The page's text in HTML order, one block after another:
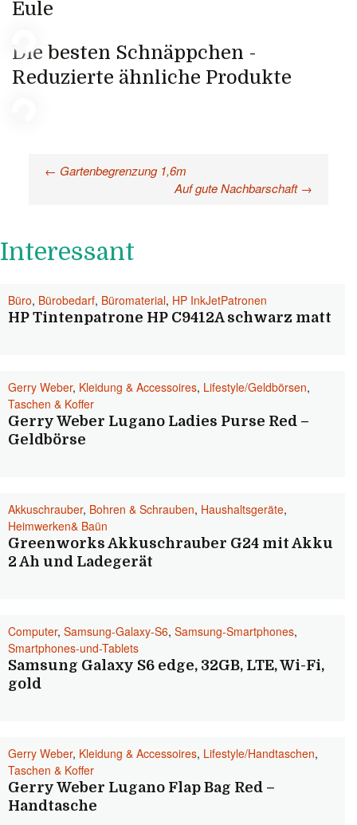
Eule
Die besten Schnäppchen -
Reduzierte ähnliche Produkte
Beitragsnavigation
← Gartenbegrenzung 1,6m
Auf gute Nachbarschaft →
Interessant
Büro, Bürobedarf, Büromaterial, HP InkJetPatronen
HP Tintenpatrone HP C9412A schwarz matt
Gerry Weber, Kleidung & Accessoires, Lifestyle/Geldbörsen,
Taschen & Koffer
Gerry Weber Lugano Ladies Purse Red –
Geldbörse
Akkuschrauber, Bohren & Schrauben, Haushaltsgeräte,
Heimwerken& Baün
Greenworks Akkuschrauber G24 mit Akku
2 Ah und Ladegerät
Computer, Samsung-Galaxy-S6, Samsung-Smartphones,
Smartphones-und-Tablets
Samsung Galaxy S6 edge, 32GB, LTE, Wi-Fi,
gold
Gerry Weber, Kleidung & Accessoires, Lifestyle/Handtaschen,
Taschen & Koffer
Gerry Weber Lugano Flap Bag Red –
Handtasche